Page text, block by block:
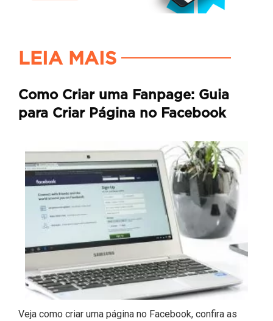
LEIA MAIS
Como Criar uma Fanpage: Guia
para Criar Página no Facebook
Veja como criar uma página no Facebook, confira as